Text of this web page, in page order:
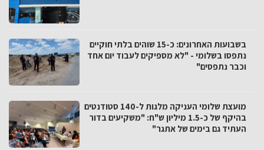
בשבועות האחרונים: כ-15 שוהים בלתי חוקיים
נתפסו בשלומי - "לא מספיקים לעבוד יום אחד
וכבר נתפסים"
מועצת שלומי העניקה מלגות ל-140 סטודנטים
בהיקף של כ-1.5 מיליון ש"ח: "משקיעים בדור
העתיד גם בימים של אתגר"